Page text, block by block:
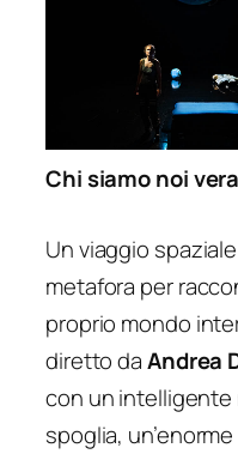
Chi siamo noi
Un viaggio
metafora per
proprio mondo
diretto daAndrea
con un intelligente
spoglia,